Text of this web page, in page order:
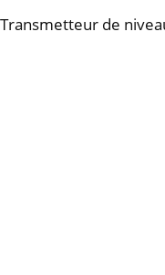
Transmetteur de